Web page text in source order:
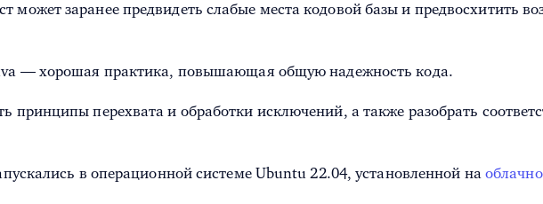
может заранее предвидеть слабые места кодовой базы и предвосхитить
— хорошая практика, повышающая общую надежность кода.
принципы перехвата и обработки исключений, а также разобрать
в операционной системе Ubuntu 22.04, установленной на